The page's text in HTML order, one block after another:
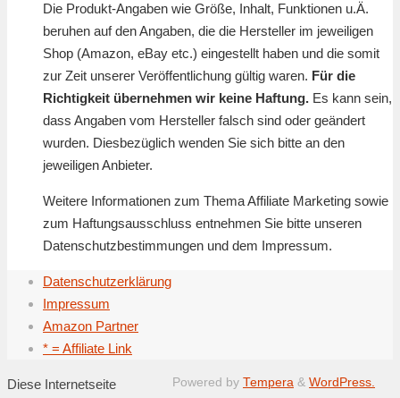
Die Produkt-Angaben wie Größe, Inhalt, Funktionen u.Ä.
beruhen auf den Angaben, die die Hersteller im jeweiligen
Shop (Amazon, eBay etc.) eingestellt haben und die somit
zur Zeit unserer Veröffentlichung gültig waren. Für die
Richtigkeit übernehmen wir keine Haftung. Es kann sein,
dass Angaben vom Hersteller falsch sind oder geändert
wurden. Diesbezüglich wenden Sie sich bitte an den
jeweiligen Anbieter.
Weitere Informationen zum Thema Affiliate Marketing sowie
zum Haftungsausschluss entnehmen Sie bitte unseren
Datenschutzbestimmungen und dem Impressum.
Datenschutzerklärung
Impressum
Amazon Partner
* = Affiliate Link
Powered by Tempera & WordPress.
Diese Internetseite